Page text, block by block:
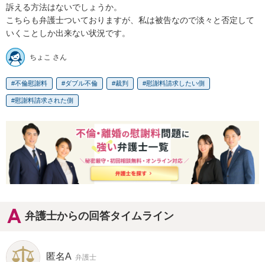
訴える方法はないでしょうか。
こちらも弁護士ついておりますが、私は被告なので淡々と否定して
いくことしか出来ない状況です。
ちょこ さん
不倫慰謝料 ダブル不倫 裁判 慰謝料請求したい側
慰謝料請求された側
弁護士からの回答タイムライン
匿名A 弁護士